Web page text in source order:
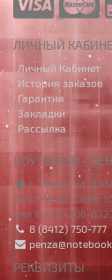
ЛИЧНЫЙ
Личный Кабинет
История заказов
Гарантия
Закладки
Рассылка
НОУТБУК58 -
г. Пенза, ул. 8
10:00-19:00, Сб,Вс
или 8-902-206-
8 (8412) 750-777
РЕКВИЗИТЫ